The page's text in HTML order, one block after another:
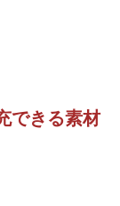
できる素材